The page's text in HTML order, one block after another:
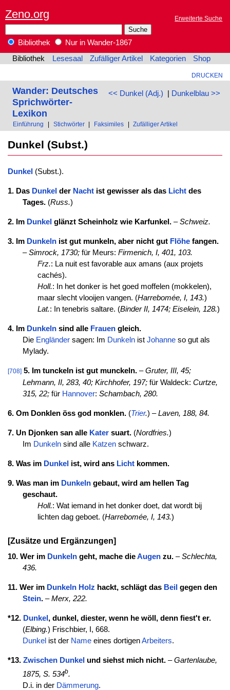
Zeno.org Erweiterte Suche
Bibliothek
Nur in Wander-1867
Bibliothek
Lesesaal Zufälliger Artikel Kategorien Shop
DRUCKEN
<< Dunkel (Adj.) | Dunkelblau >>
Wander: Deutsches
Sprichwörter-
Lexikon
Einführung Stichwörter Faksimiles Zufälliger Artikel
Dunkel (Subst.)
Dunkel (Subst.).
1. Das Dunkel der Nachtist gewisser als das Lichtdes
Tages.(Russ.)
2. Im Dunkel glänzt Scheinholz wie Karfunkel.–Schweiz.
3. Im Dunkelnist gut munkeln, aber nicht gut Flöhefangen.
–Simrock, 1730;für Meurs: Firmenich, I, 401, 103.
Frz.: La nuit est favorable aux amans (aux projets
cachés).
Holl.: In het donker is het goed moffelen (mokkelen),
maar slecht vlooijen vangen. (Harrebomée, I, 143.)
Lat.: In tenebris saltare. (Binder II, 1474; Eiselein, 128.)
4. Im Dunkelnsind alle Frauengleich.
Die Engländersagen: Im Dunkelnist Johanneso gut als
Mylady.
[708]5. Im tunckeln ist gut munckeln.–Gruter, III, 45;
Lehmann, II, 283, 40; Kirchhofer, 197;für Waldeck: Curtze,
315, 22;für Hannover: Schambach, 280.
6. Om Donklen öss god monklen.(Trier.) –Laven, 188, 84.
7. Un Djonken san alle Katersuart.(Nordfries.)
Im Dunkelnsind alle Katzenschwarz.
8. Was im Dunkel ist, wird ans Lichtkommen.
9. Was man im Dunkelngebaut, wird am hellen Tag
geschaut.
Holl.: Wat iemand in het donker doet, dat wordt bij
lichten dag geboet. (Harrebomée, I, 143.)
[Zusätze und Ergänzungen]
10. Wer im Dunkelngeht, mache dieAugenzu.–Schlechta,
436.
11. Wer im Dunkeln Holz hackt, schlägt das Beil gegen den
Stein.–Merx, 222.
*12. Dunkel , dunkel, diester, wenn he wöll, denn fiest't er.
(Elbing.) Frischbier, I, 668.
Dunkel ist der Nameeines dortigenArbeiters.
*13. Zwischen Dunkel und siehst mich nicht.–Gartenlaube,
1875, S. 534b.
D.i. in der Dämmerung.